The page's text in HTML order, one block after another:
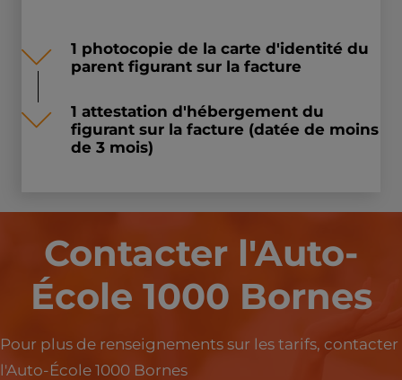
1 photocopie de la carte d'identité du
parent figurant sur la facture
1 attestation d'hébergement du
figurant sur la facture (datée de moins
de 3 mois)
Contacter l'Auto-
École 1000 Bornes
Pour plus de renseignements sur les tarifs, contacter
l'Auto-École 1000 Bornes